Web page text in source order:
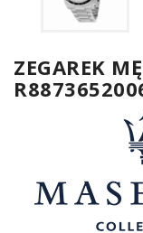
ZEGAREK